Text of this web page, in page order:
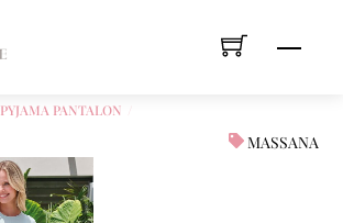
PYJAMA PANTALON
MASSANA